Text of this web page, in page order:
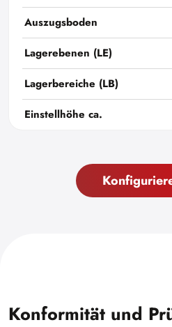
Auszugsboden
Lagerebenen (LE)
Lagerbereiche (LB)
Einstellhöhe ca.
Konformität und